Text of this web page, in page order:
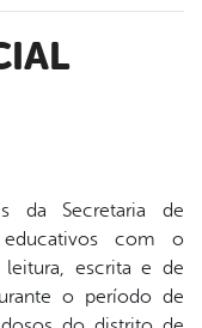
da Secretaria de
educativos com o
escrita e de
o período de